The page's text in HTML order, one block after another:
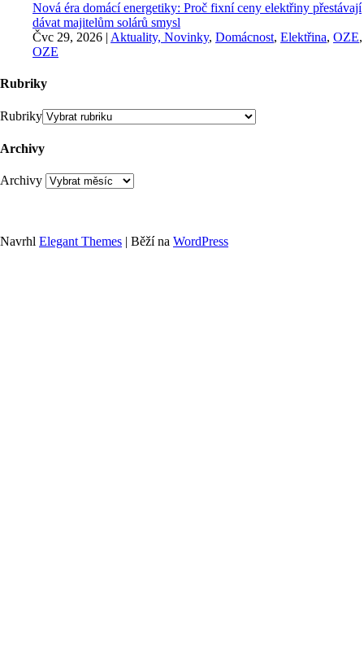
Nová éra domácí energetiky: Proč fixní ceny elektřiny přestávají
dávat majitelům solárů smysl
Čvc 29, 2026 | Aktuality, Novinky, Domácnost, Elektřina, OZE,
OZE
Rubriky
Rubriky
Archivy
Archivy
Navrhl Elegant Themes | Běží na WordPress